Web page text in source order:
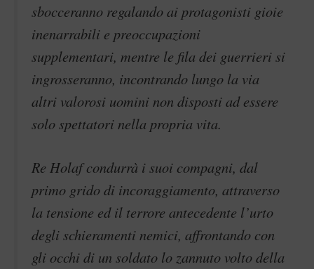
sbocceranno regalando ai protagonisti gioie
inenarrabili e preoccupazioni
supplementari, mentre le fila dei guerrieri si
ingrosseranno, incontrando lungo la via
altri valorosi uomini non disposti ad essere
solo spettatori nella propria vita.
Re Holaf condurrà i suoi compagni, dal
primo grido di incoraggiamento, attraverso
la tensione ed il terrore antecedente l’urto
degli schieramenti nemici, affrontando con
gli occhi di un soldato lo zannuto volto della